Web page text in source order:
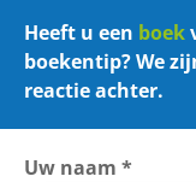
Heeft u een boek
boekentip? We
reactie achter.
Uw naam *